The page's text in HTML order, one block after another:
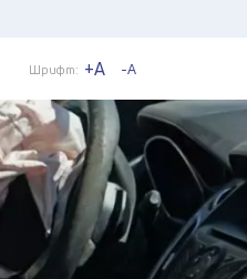
Шрифт: +A -A